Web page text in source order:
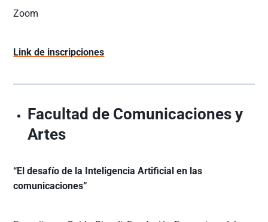
Zoom
Link de inscripciones
Facultad de Comunicaciones y
Artes
“El desafío de la Inteligencia Artificial en las
comunicaciones”